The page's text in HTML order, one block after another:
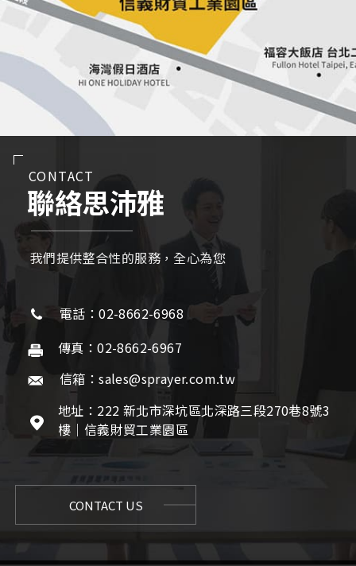
CONTACT
聯絡思沛雅
我們提供整合性的服務，全心為您
電話：02-8662-6968
傳真：02-8662-6967
信箱：sales@sprayer.com.tw
地址：222 新北市深坑區北深路三段270巷8號3
樓｜信義財貿工業園區
CONTACT US